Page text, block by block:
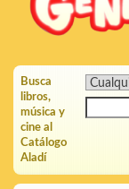
Busca
libros,
música y
cine al
Catálogo
Aladí